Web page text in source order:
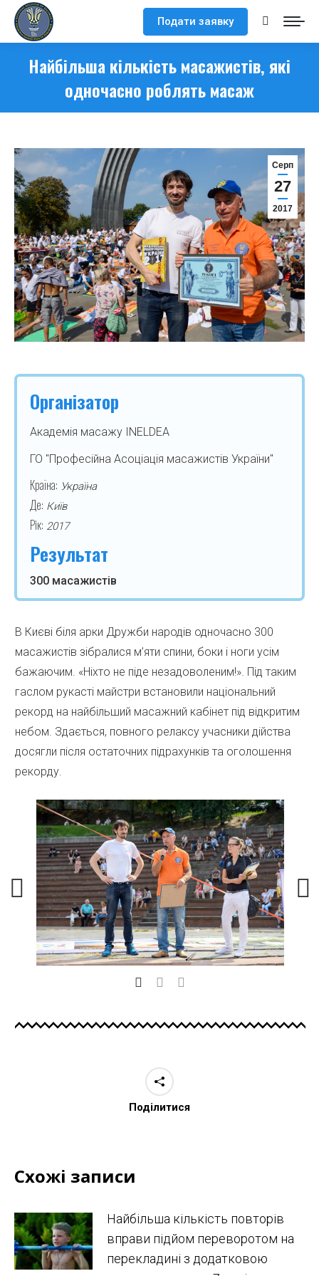
Подати заявку Search:
Найбільша кількість масажистів, які
одночасно роблять масаж
Серп
27
2017
Організатор
Академія масажу INELDEA
ГО "Професійна Асоціація масажистів України"
Країна: Україна
Де: Київ
Рік: 2017
Результат
300 масажистів
В Києві біля арки Дружби народів одночасно 300
масажистів зібралися м’яти спини, боки і ноги усім
бажаючим. «Ніхто не піде незадоволеним!». Під таким
гаслом рукасті майстри встановили національний
рекорд на найбільший масажний кабінет під відкритим
небом. Здається, повного релаксу учасники дійства
досягли після остаточних підрахунків та оголошення
рекорду.
Поділитися
Схожі записи
Найбільша кількість повторів
вправи підйом переворотом на
перекладині з додатковою